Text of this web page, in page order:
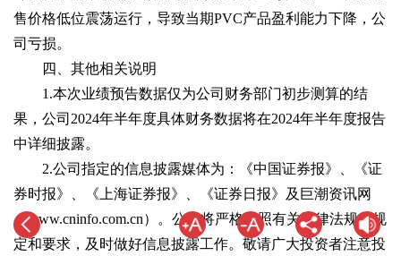
售价格低位震荡运行，导致当期PVC产品盈利能力下降，公
司亏损。
四、其他相关说明
1.本次业绩预告数据仅为公司财务部门初步测算的结
果，公司2024年半年度具体财务数据将在2024年半年度报告
中详细披露。
2.公司指定的信息披露媒体为：《中国证券报》、《证
券时报》、《上海证券报》、《证券日报》及巨潮资讯网
（www.cninfo.com.cn）。公司将严格按照有关法律法规的规
定和要求，及时做好信息披露工作。敬请广大投资者注意投